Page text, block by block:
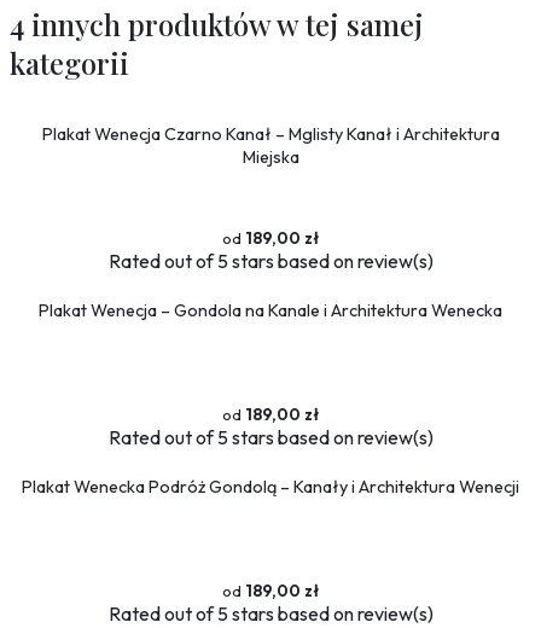
4 innych produktów w tej samej
kategorii
Plakat Wenecja Czarno Kanał – Mglisty Kanał i Architektura
Miejska
189,00 zł
Ratedout of 5 stars based onreview(s)
Plakat Wenecja – Gondola na Kanale i Architektura Wenecka
189,00 zł
Ratedout of 5 stars based onreview(s)
Plakat Wenecka Podróż Gondolą – Kanały i Architektura Wenecji
189,00 zł
Ratedout of 5 stars based onreview(s)